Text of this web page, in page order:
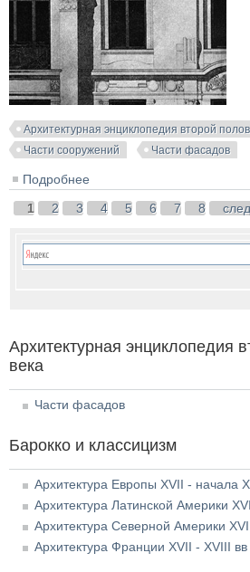
Архитектурная энциклопедия второй
Части сооружений
Части фасадов
Подробнее
Архитекторы Karman &
Страницы
1 2 3 4 5 6 7 8
Архитектурная энциклопедия
века
Части фасадов
Барокко и классицизм
Архитектура Европы XVII - начала
Архитектура Латинской Америки
Архитектура Северной Америки
Архитектура Франции XVII - XVIII